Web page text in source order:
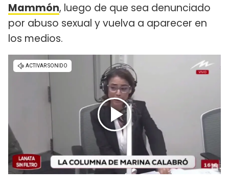
Mammón, luego de que sea denunciado
por abuso sexual y vuelva a aparecer en
los medios.